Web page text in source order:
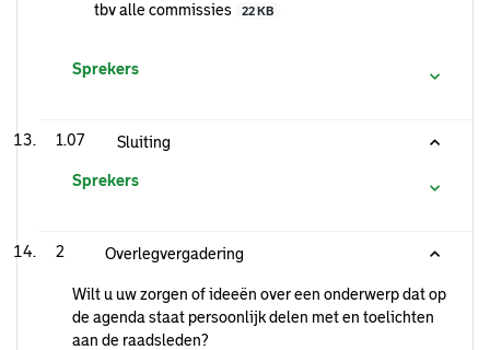
tbv alle commissies
22 KB
Sprekers
1.07 Sluiting
Sprekers
2 Overlegvergadering
Wilt u uw zorgen of ideeën over een onderwerp dat op
de agenda staat persoonlijk delen met en toelichten
aan de raadsleden?